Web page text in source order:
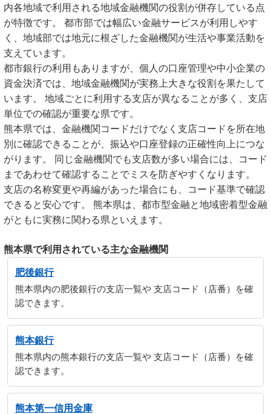
内各地域で利用される地域金融機関の役割が併存している点
が特徴です。 都市部では幅広い金融サービスが利用しやす
く、地域部では地元に根ざした金融機関が生活や事業活動を
支えています。
都市銀行の利用もありますが、個人の口座管理や中小企業の
資金決済では、地域金融機関が実務上大きな役割を果たして
います。 地域ごとに利用する支店が異なることが多く、支店
単位での確認が重要な県です。
熊本県では、金融機関コードだけでなく支店コードを所在地
別に確認できることが、振込や口座登録の正確性向上につな
がります。 同じ金融機関でも支店数が多い場合には、コード
まであわせて確認することでミスを防ぎやすくなります。
支店の名称変更や再編があった場合にも、コード基準で確認
できると安心です。 熊本県は、都市型金融と地域密着型金融
がともに実務に関わる県といえます。
熊本県で利用されている主な金融機関
肥後銀行
熊本県内の肥後銀行の支店一覧や 支店コード（店番）を確
認できます。
熊本銀行
熊本県内の熊本銀行の支店一覧や 支店コード（店番）を確
認できます。
熊本第一信用金庫